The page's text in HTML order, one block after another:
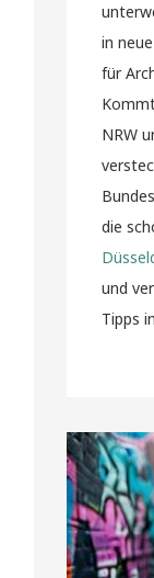
in
für
NRW
die
und
Tipps